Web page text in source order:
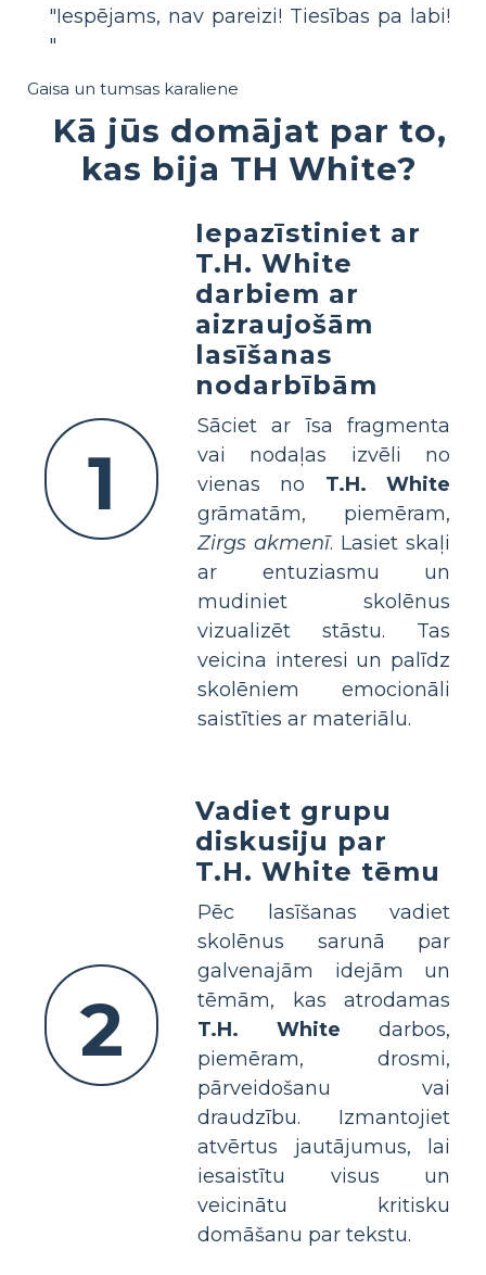
"Iespējams, nav pareizi! Tiesības pa labi!
"
Gaisa un tumsas karaliene
Kā jūs domājat par to,
kas bija TH White?
1
Iepazīstiniet ar
T.H. White
darbiem ar
aizraujošām
lasīšanas
nodarbībām
Sāciet ar īsa fragmenta
vai nodaļas izvēli no
vienas no T.H. White
grāmatām, piemēram,
Zirgs akmenī. Lasiet skaļi
ar entuziasmu un
mudiniet skolēnus
vizualizēt stāstu. Tas
veicina interesi un palīdz
skolēniem emocionāli
saistīties ar materiālu.
2
Vadiet grupu
diskusiju par
T.H. White tēmu
Pēc lasīšanas vadiet
skolēnus sarunā par
galvenajām idejām un
tēmām, kas atrodamas
T.H. White darbos,
piemēram, drosmi,
pārveidošanu vai
draudzību. Izmantojiet
atvērtus jautājumus, lai
iesaistītu visus un
veicinātu kritisku
domāšanu par tekstu.